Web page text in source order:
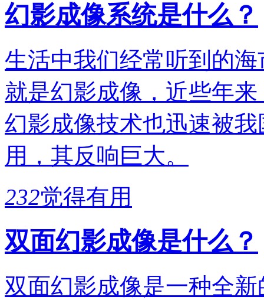
幻影成像系统是什么？
生活中我们经常听到的
就是幻影成像，近些年
幻影成像技术也迅速被
用，其反响巨大。
232觉得有用
双面幻影成像是什么？
双面幻影成像是一种全